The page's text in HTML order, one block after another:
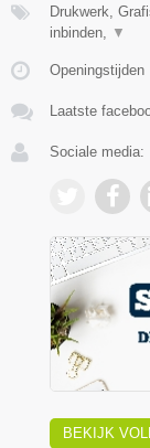
Drukwerk,
inbinden,
▼
Openingstijden
Laatste
Sociale media:
BEKIJK